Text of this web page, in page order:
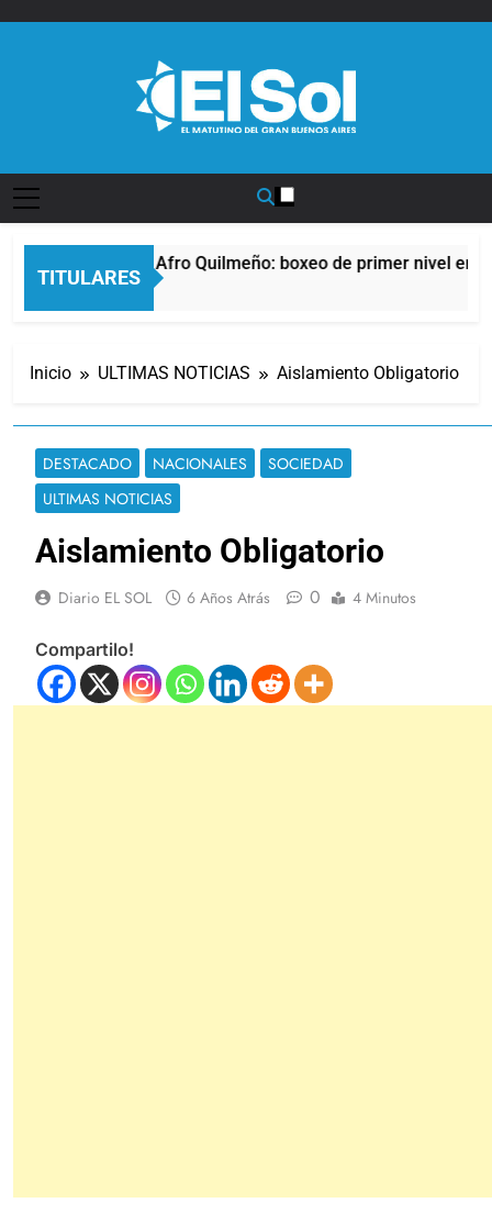
TITULARES
La noche del Afro Quilmeño: boxeo de primer nivel en la
11 Horas Atrás
Inicio ULTIMAS NOTICIAS Aislamiento Obligatorio
DESTACADO NACIONALES
SOCIEDAD
ULTIMAS NOTICIAS
Aislamiento Obligatorio
Diario EL SOL 6 Años Atrás 0 4 Minutos
Compartilo!